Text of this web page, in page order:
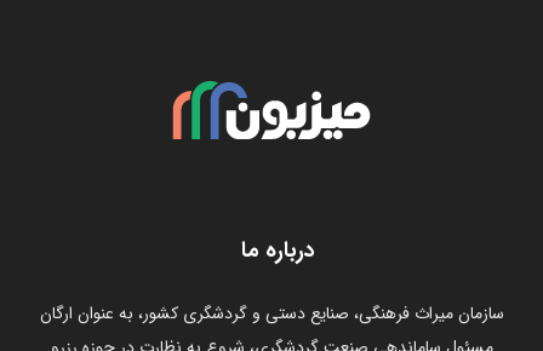
درباره ما
سازمان میراث فرهنگی، صنایع دستی و گردشگری کشور، به عنوان ارگان